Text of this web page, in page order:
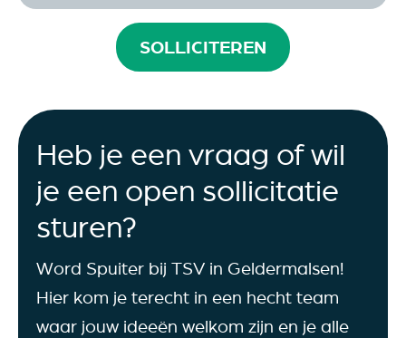
SOLLICITEREN
Heb je een vraag of wil
je een open sollicitatie
sturen?
Word Spuiter bij TSV in Geldermalsen!
Hier kom je terecht in een hecht team
waar jouw ideeën welkom zijn en je alle